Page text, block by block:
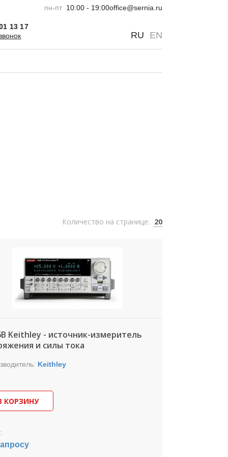
пн-пт 10:00 - 19:00office@sernia.ru
13 17
RU EN
Количество на странице: 20
Keithley - источник-измеритель
и силы тока
Keithley
КОРЗИНУ